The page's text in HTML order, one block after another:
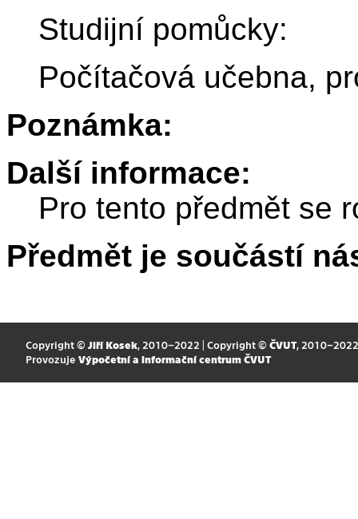
Studijní pomůcky:
Počítačová učebna,
Poznámka:
Další informace:
Pro tento předmět se
Předmět je součástí
Copyright © Jiří Kosek, 2010–2022 | Copyright © ČVUT, 2010–2022
Provozuje Výpočetní a informační centrum ČVUT